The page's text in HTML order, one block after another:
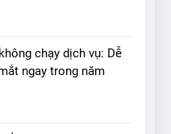
chạy dịch vụ: Dễ
ngay trong năm